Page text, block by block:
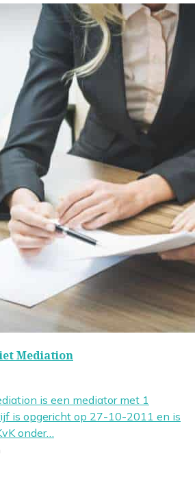
Mediation
is een mediator met 1
is opgericht op 27-10-2011 en is
onder…